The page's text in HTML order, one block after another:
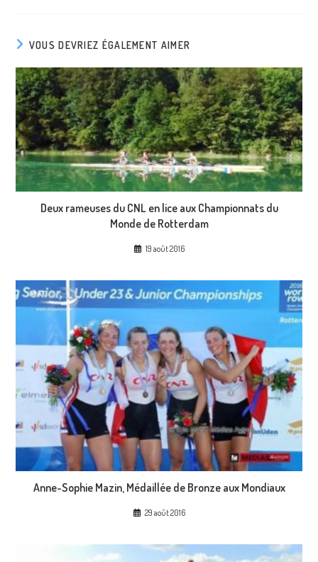
VOUS DEVRIEZ ÉGALEMENT AIMER
Deux rameuses du CNL en lice aux Championnats du
Monde de Rotterdam
19 août 2016
Anne-Sophie Mazin, Médaillée de Bronze aux Mondiaux
29 août 2016